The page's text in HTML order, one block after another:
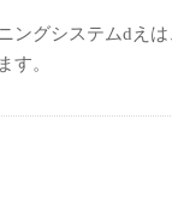
ングシステムdえ
す。